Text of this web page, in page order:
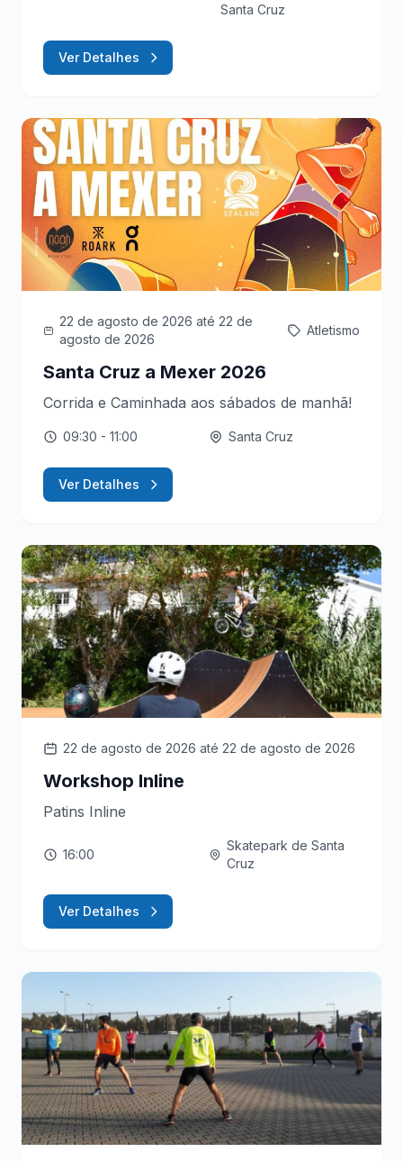
Santa Cruz
Ver Detalhes
22 de agosto de 2026 até 22 de
agosto de 2026
Atletismo
Santa Cruz a Mexer 2026
Corrida e Caminhada aos sábados de manhã!
09:30 - 11:00 Santa Cruz
Ver Detalhes
22 de agosto de 2026 até 22 de agosto de 2026
Workshop Inline
Patins Inline
16:00
Skatepark de Santa
Cruz
Ver Detalhes